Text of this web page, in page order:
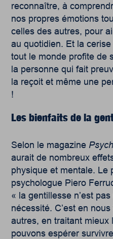
reconnaître, à
nos propres émotions
celles des autres, pour
au quotidien. Et la cerise
tout le monde profite de
la personne qui fait
la reçoit et même une
!
Les bienfaits de la
Selon le magazine
aurait de nombreux
physique et mentale. Le
psychologue Piero
« la gentillesse n’est
nécessité. C’est en
autres, en traitant mieux
pouvons espérer